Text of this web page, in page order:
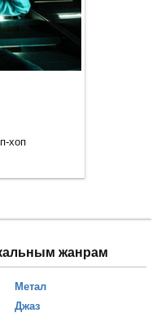
хоп
жанрам
Метал
Джаз